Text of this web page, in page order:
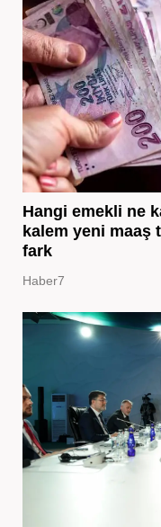
Hangi emekli ne
kalem yeni maaş
fark
Haber7